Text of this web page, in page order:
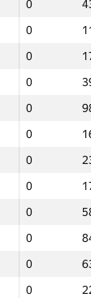
0
0
0
0
0
0
0
0
0
0
0
0
Total
GP30